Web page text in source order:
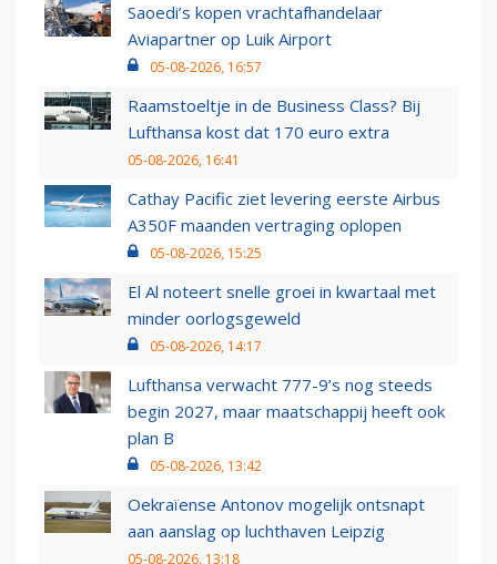
Saoedi’s kopen vrachtafhandelaar
Aviapartner op Luik Airport
05-08-2026, 16:57
Raamstoeltje in de Business Class? Bij
Lufthansa kost dat 170 euro extra
05-08-2026, 16:41
Cathay Pacific ziet levering eerste Airbus
A350F maanden vertraging oplopen
05-08-2026, 15:25
El Al noteert snelle groei in kwartaal met
minder oorlogsgeweld
05-08-2026, 14:17
Lufthansa verwacht 777-9’s nog steeds
begin 2027, maar maatschappij heeft ook
plan B
05-08-2026, 13:42
Oekraïense Antonov mogelijk ontsnapt
aan aanslag op luchthaven Leipzig
05-08-2026, 13:18